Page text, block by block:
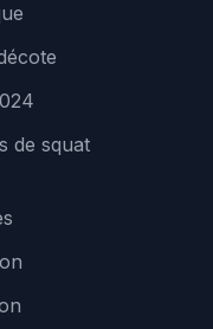
de squat